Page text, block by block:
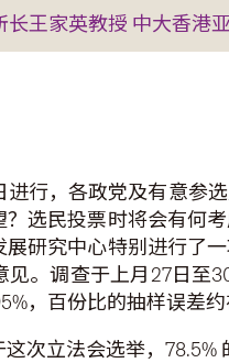
王家英教授 中大香港
行，各政党及有意参
选民投票时将会有何
研究中心特别进行了
。调查于上月27日至
，百份比的抽样误差
这次立法会选举，